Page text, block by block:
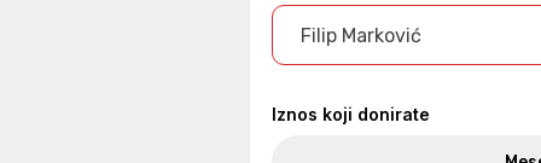
Filip Marković
Iznos koji donirate